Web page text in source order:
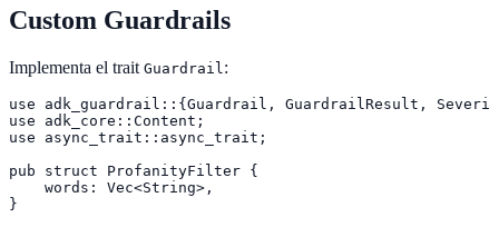
Custom Guardrails
Implementa el trait Guardrail :
use adk_guardrail::{Guardrail, GuardrailResult,
use adk_core::Content;
use async_trait::async_trait;
pub struct ProfanityFilter {
    words: Vec<String>,
}